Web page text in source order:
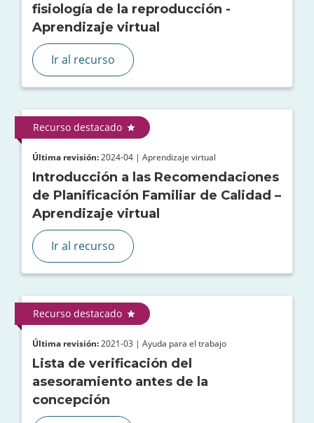
fisiología de la reproducción -
Aprendizaje virtual
Ir al recurso
Recurso destacado
Última revisión: 2024-04 | Aprendizaje virtual
Introducción a las Recomendaciones
de Planificación Familiar de Calidad –
Aprendizaje virtual
Ir al recurso
Recurso destacado
Última revisión: 2021-03 | Ayuda para el trabajo
Lista de verificación del
asesoramiento antes de la
concepción